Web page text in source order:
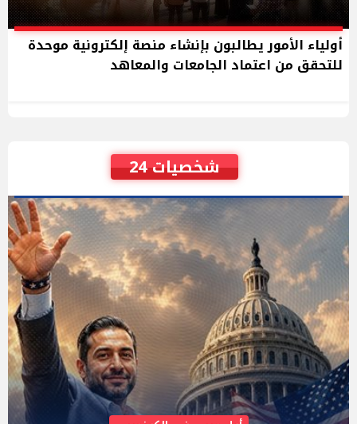
أولياء الأمور يطالبون بإنشاء منصة إلكترونية موحدة
للتحقق من اعتماد الجامعات والمعاهد
شخصيات 24